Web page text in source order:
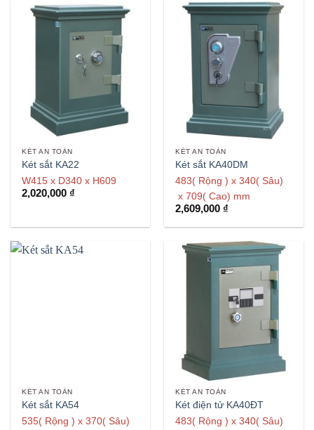
KÉT AN TOÀN
Két sắt KA22
W415 x D340 x H609
2,020,000 ₫
KÉT AN TOÀN
Két sắt KA40DM
483( Rộng ) x 340( Sâu)
x 709( Cao) mm
2,609,000 ₫
KÉT AN TOÀN
Két sắt KA54
535( Rộng ) x 370( Sâu)
KÉT AN TOÀN
Két điện tử KA40ĐT
483( Rộng ) x 340( Sâu)